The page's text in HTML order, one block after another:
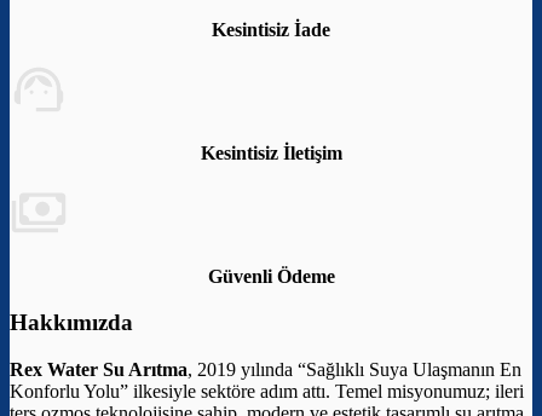
Kesintisiz İade
Kesintisiz İletişim
Güvenli Ödeme
Hakkımızda
Rex Water Su Arıtma, 2019 yılında “Sağlıklı Suya Ulaşmanın En
Konforlu Yolu” ilkesiyle sektöre adım attı. Temel misyonumuz; ileri